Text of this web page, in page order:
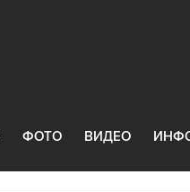
ФОТО ВИДЕО